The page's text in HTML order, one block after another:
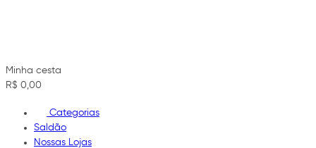
Minha cesta
R$ 0,00
Categorias
Saldão
Nossas Lojas